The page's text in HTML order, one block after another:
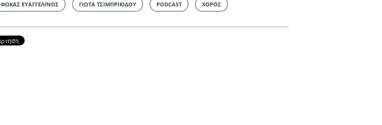
ΦΩΚΑΣ ΕΥΑΓΓΕΛΙΝΟΣ ΓΙΩΤΑ ΤΣΙΜΠΡΙΚΙΔΟΥ PODCAST ΧΟΡΟΣ